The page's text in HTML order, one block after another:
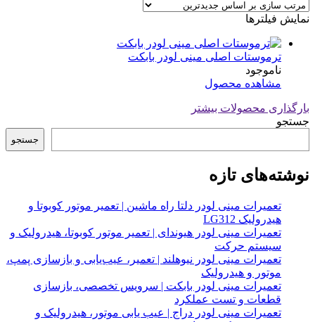
نمایش فیلترها
ترموستات اصلی مینی لودر بابکت
ناموجود
مشاهده محصول
بارگذاری محصولات بیشتر
جستجو
جستجو
نوشته‌های تازه
تعمیرات مینی لودر دلتا راه ماشین | تعمیر موتور کوبوتا و
هیدرولیک LG312
تعمیرات مینی لودر هیوندای | تعمیر موتور کوبوتا، هیدرولیک و
سیستم حرکت
تعمیرات مینی لودر نیوهلند | تعمیر، عیب‌یابی و بازسازی پمپ،
موتور و هیدرولیک
تعمیرات مینی لودر بابکت | سرویس تخصصی، بازسازی
قطعات و تست عملکرد
تعمیرات مینی لودر دراج | عیب یابی موتور، هیدرولیک و